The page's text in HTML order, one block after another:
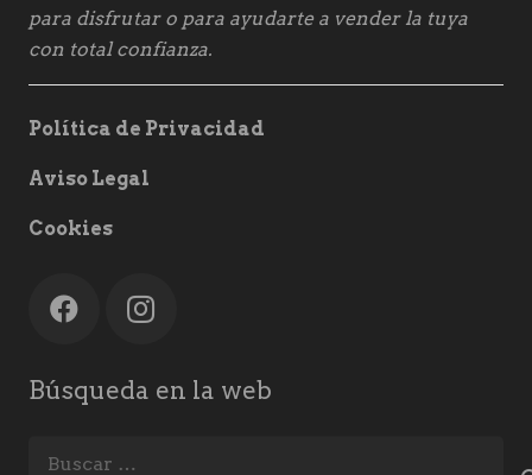
para disfrutar o para ayudarte a vender la tuya
con total confianza.
Política de Privacidad
Aviso Legal
Cookies
Búsqueda en la web